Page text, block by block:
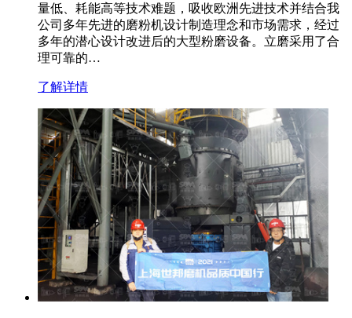
量低、耗能高等技术难题，吸收欧洲先进技术并结合我
公司多年先进的磨粉机设计制造理念和市场需求，经过
多年的潜心设计改进后的大型粉磨设备。立磨采用了合
理可靠的…
了解详情